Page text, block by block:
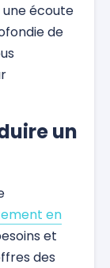
écoute
de
un
en
et
des